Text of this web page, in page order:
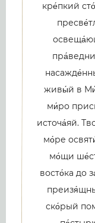
кре́пкий
живы́й в
ми́ро
источа́яй.
мо́ре
мо́щи
восто́ка до
ско́рый